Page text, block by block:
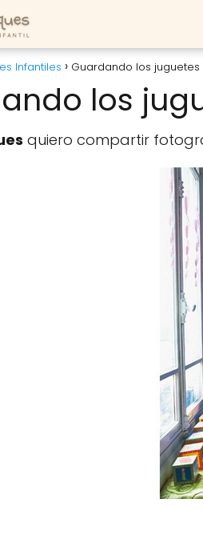
Infantiles Guardando los juguetes
los
quiero compartir